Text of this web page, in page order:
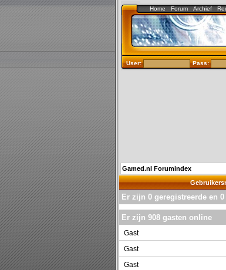
Home Forum Archief
User: Pass:
Gamed.nl Forumindex
Er zijn 0 geregistreerde en
Er zijn 908 gasten online
Gast
Gast
Gast